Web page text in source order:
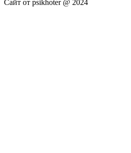
Сайт от psikhoter @ 2024